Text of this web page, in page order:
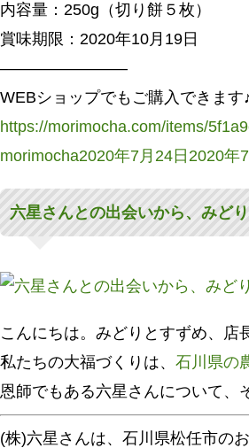
内容量：250g（切り餅５枚）
賞味期限：2020年10月19日
————————
WEBショップでもご購入できます
https://morimocha.com/items/
投
稿
者
morimocha投
稿
日:
2020年7月24日 2020年
六星さんとの出会いから、みど
こんにちは。みどりとすずめ、店
私たちの大福づくりは、 石川県の
恩師でもある六星さんについて、
(株)六星さんは、石川県松任市の